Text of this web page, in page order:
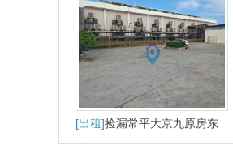
[出租]捡漏常平大京九原房东
直租独院单一层2300平超大空